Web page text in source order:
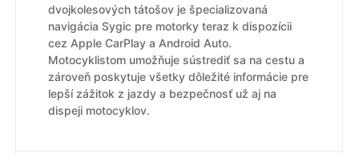
dvojkolesových tátošov je špecializovaná
navigácia Sygic pre motorky teraz k dispozícii
cez Apple CarPlay a Android Auto.
Motocyklistom umožňuje sústrediť sa na cestu a
zároveň poskytuje všetky dôležité informácie pre
lepší zážitok z jazdy a bezpečnosť už aj na
dispeji motocyklov.